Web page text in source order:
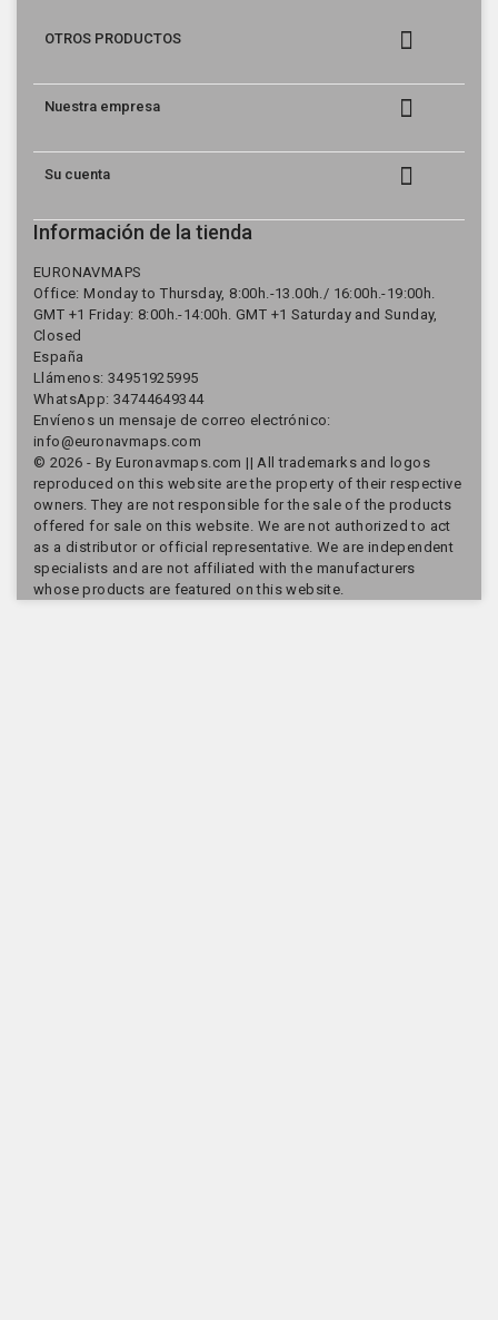
OTROS PRODUCTOS 
Nuestra empresa 
Su cuenta 
Información de la tienda
EURONAVMAPS
Office: Monday to Thursday, 8:00h.-13.00h./ 16:00h.-19:00h.
GMT +1 Friday: 8:00h.-14:00h. GMT +1 Saturday and Sunday,
Closed
España
Llámenos:34951925995
WhatsApp: 34744649344
Envíenos un mensaje de correo electrónico:
info@euronavmaps.com
© 2026 - By Euronavmaps.com || All trademarks and logos
reproduced on this website are the property of their respective
owners. They are not responsible for the sale of the products
offered for sale on this website. We are not authorized to act
as a distributor or official representative. We are independent
specialists and are not affiliated with the manufacturers
whose products are featured on this website.